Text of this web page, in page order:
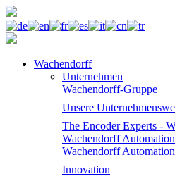
Wachendorff
Unternehmen
Wachendorff-Gruppe
Unsere
The Encoder Experts -
Wachendorff
Wachendorff
Innovation